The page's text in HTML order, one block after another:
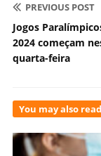
PREVIOUS POST
Jogos
2024 começam
quarta-feira
You may also